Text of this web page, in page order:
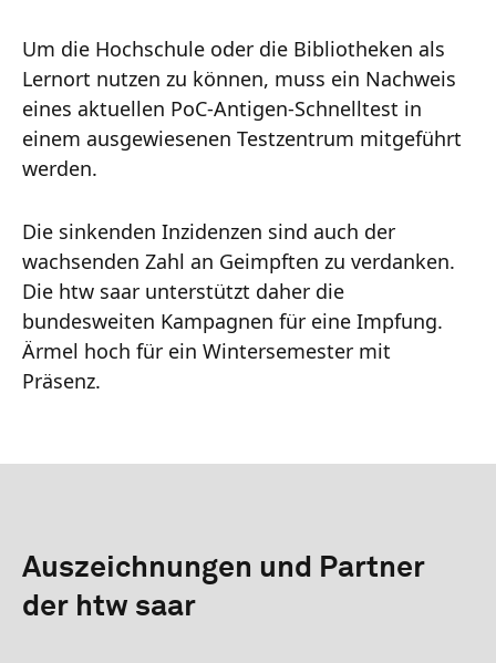
Um die Hochschule oder die Bibliotheken als
Lernort nutzen zu können, muss ein Nachweis
eines aktuellen PoC-Antigen-Schnelltest in
einem ausgewiesenen Testzentrum mitgeführt
werden.
Die sinkenden Inzidenzen sind auch der
wachsenden Zahl an Geimpften zu verdanken.
Die htw saar unterstützt daher die
bundesweiten Kampagnen für eine Impfung.
Ärmel hoch für ein Wintersemester mit
Präsenz.
Auszeichnungen und Partner
der htw saar